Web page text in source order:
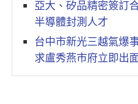
亞大、矽品精密簽訂
半導體封測人才
台中市新光三越氣爆
求盧秀燕市府立即出